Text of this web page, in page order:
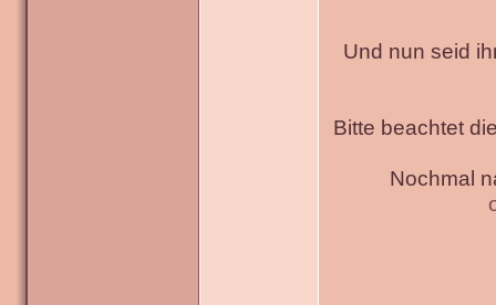
Und nun seid
Bitte beachtet
Nochmal